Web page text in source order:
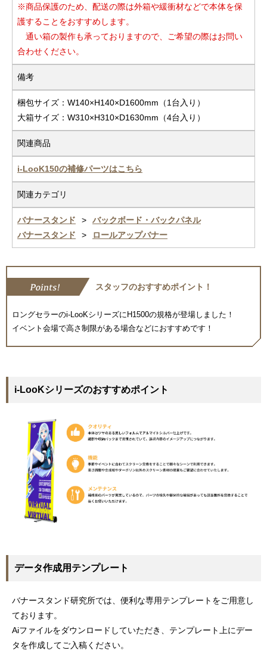
※商品保護のため、配送の際は外箱や緩衝材などで本体を保
護することをおすすめします。
通い箱の製作も承っておりますので、ご希望の際はお問い
合わせください。
備考
梱包サイズ：W140×H140×D1600mm（1台入り）
大箱サイズ：W310×H310×D1630mm（4台入り）
関連商品
i-LooK150の補修パーツはこちら
関連カテゴリ
バナースタンド
バックボード・バックパネル
バナースタンド
ロールアップバナー
スタッフのおすすめポイント！
ロングセラーのi-LooKシリーズにH1500の規格が登場しました！
イベント会場で高さ制限がある場合などにおすすめです！
i-LooKシリーズのおすすめポイント
データ作成用テンプレート
バナースタンド研究所では、便利な専用テンプレートをご用意し
ております。
Aiファイルをダウンロードしていただき、テンプレート上にデー
タを作成してご入稿ください。